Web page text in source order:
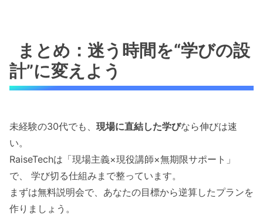
まとめ：迷う時間を“学びの設
計”に変えよう
未経験の30代でも、 現場に直結した学びなら伸びは速
い。
RaiseTechは「現場主義×現役講師×無期限サポート」
で、 学び切る仕組みまで整っています。
まずは無料説明会で、あなたの目標から逆算したプランを
作りましょう。